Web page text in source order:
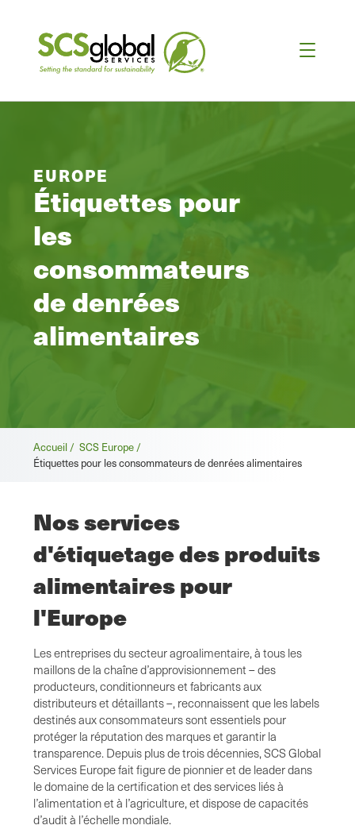
EUROPE
Étiquettes pour
les
consommateurs
de denrées
alimentaires
Fil
Accueil / SCS Europe /
Étiquettes pour les consommateurs de denrées alimentaires
Nos services
d'étiquetage des produits
alimentaires pour
l'Europe
Les entreprises du secteur agroalimentaire, à tous les
maillons de la chaîne d’approvisionnement – des
producteurs, conditionneurs et fabricants aux
distributeurs et détaillants –, reconnaissent que les labels
destinés aux consommateurs sont essentiels pour
protéger la réputation des marques et garantir la
transparence. Depuis plus de trois décennies, SCS Global
Services Europe fait figure de pionnier et de leader dans
le domaine de la certification et des services liés à
l’alimentation et à l’agriculture, et dispose de capacités
d’audit à l’échelle mondiale.